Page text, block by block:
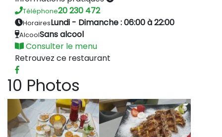
Téléphone20 230 472
HorairesLundi - Dimanche : 06:00 à 22:00
AlcoolSans alcool
Consulter le menu
Retrouvez ce restaurant
10 Photos